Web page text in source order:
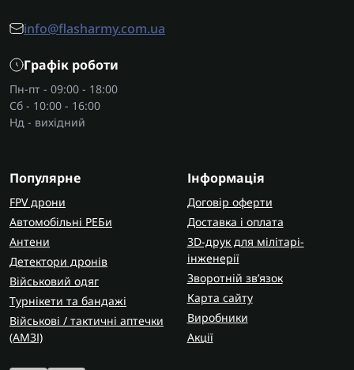
info@flasharmy.com.ua
Графік роботи
Пн-пт - 09:00 - 18:00
Сб - 10:00 - 16:00
Нд - вихідний
Популярне
FPV дрони
Автомобільні РЕБи
Антени
Детектори дронів
Військовий одяг
Турнікети та бандажі
Військові / тактичні аптечки
(AMЗІ)
Інформація
Договір оферти
Доставка і оплата
3D-друк для мілітарі-
інженерії
Зворотній зв’язок
Карта сайту
Виробники
Акції